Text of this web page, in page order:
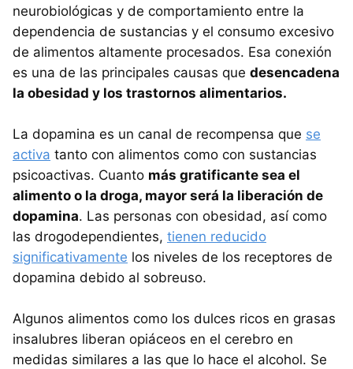
neurobiológicas y de comportamiento entre la
dependencia de sustancias y el consumo excesivo
de alimentos altamente procesados. Esa conexión
es una de las principales causas que desencadena
la obesidad y los trastornos alimentarios.
La dopamina es un canal de recompensa que se
activa tanto con alimentos como con sustancias
psicoactivas. Cuanto más gratificante sea el
alimento o la droga, mayor será la liberación de
dopamina. Las personas con obesidad, así como
las drogodependientes, tienen reducido
significativamente los niveles de los receptores de
dopamina debido al sobreuso.
Algunos alimentos como los dulces ricos en grasas
insalubres liberan opiáceos en el cerebro en
medidas similares a las que lo hace el alcohol. Se